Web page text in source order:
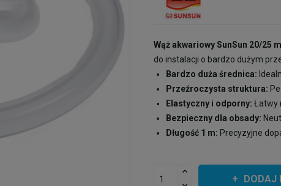
Wąż akwariowy SunSun 20/25
do instalacji o bardzo dużym
Bardzo duża średnica:
Przeźroczysta struktura:
Elastyczny i odporny: Łatwy
Bezpieczny dla obsady:
Długość 1 m: Precyzyjne
DODAJ